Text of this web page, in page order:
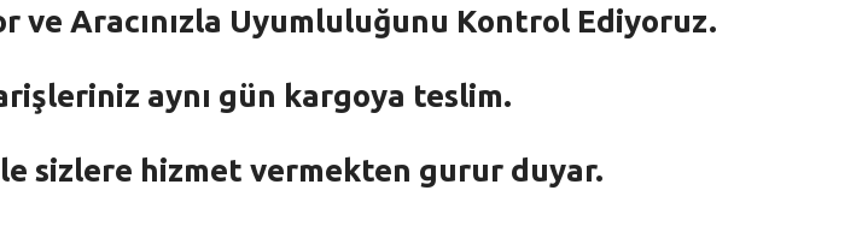
ve Aracınızla Uyumluluğunu Kontrol Ediyoruz.
aynı gün kargoya teslim.
sizlere hizmet vermekten gurur duyar.